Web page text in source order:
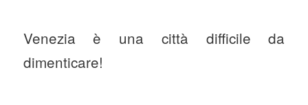
Venezia è una città difficile da
dimenticare!